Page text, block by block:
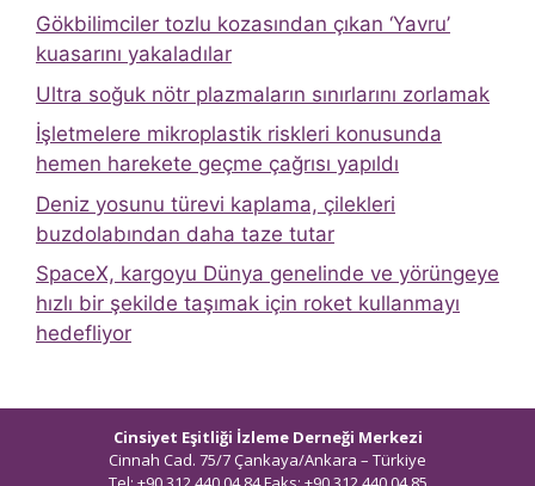
Gökbilimciler tozlu kozasından çıkan ‘Yavru’
kuasarını yakaladılar
Ultra soğuk nötr plazmaların sınırlarını zorlamak
İşletmelere mikroplastik riskleri konusunda
hemen harekete geçme çağrısı yapıldı
Deniz yosunu türevi kaplama, çilekleri
buzdolabından daha taze tutar
SpaceX, kargoyu Dünya genelinde ve yörüngeye
hızlı bir şekilde taşımak için roket kullanmayı
hedefliyor
Cinsiyet Eşitliği İzleme Derneği Merkezi
Cinnah Cad. 75/7 Çankaya/Ankara – Türkiye